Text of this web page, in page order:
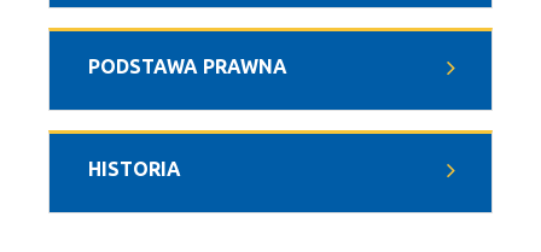
PODSTAWA PRAWNA
HISTORIA